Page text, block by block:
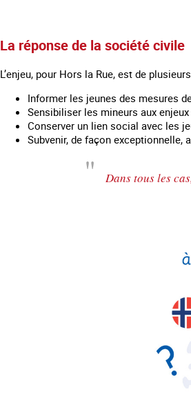
La réponse de la société civile
L’enjeu, pour Hors la Rue, est de
Informer les jeunes des mesures
Sensibiliser les mineurs aux
Conserver un lien social avec les
Subvenir, de façon exceptionnelle,
Dans tous les